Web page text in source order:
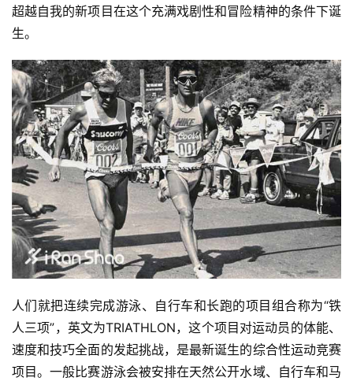
超越自我的新项目在这个充满戏剧性和冒险精神的条件下诞
生。
人们就把连续完成游泳、自行车和长跑的项目组合称为“铁
人三项”，英文为TRIATHLON，这个项目对运动员的体能、
速度和技巧全面的发起挑战，是最新诞生的综合性运动竞赛
项目。一般比赛游泳会被安排在天然公开水域、自行车和马